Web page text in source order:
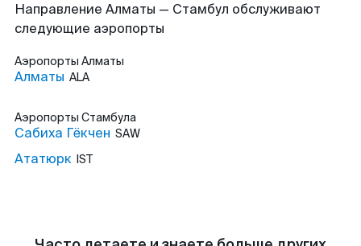
Направление Алматы — Стамбул обслуживают
следующие аэропорты
Аэропорты Алматы
Алматы ALA
Аэропорты Стамбула
Сабиха Гёкчен SAW
Ататюрк IST